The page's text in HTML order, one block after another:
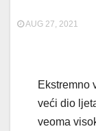
AUG 27, 2021
Ekstremno
veći dio
veoma